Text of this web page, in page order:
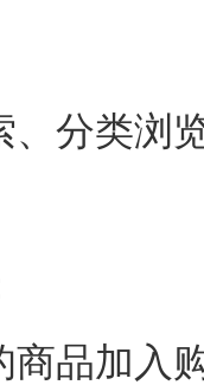
、分类浏
商品加入